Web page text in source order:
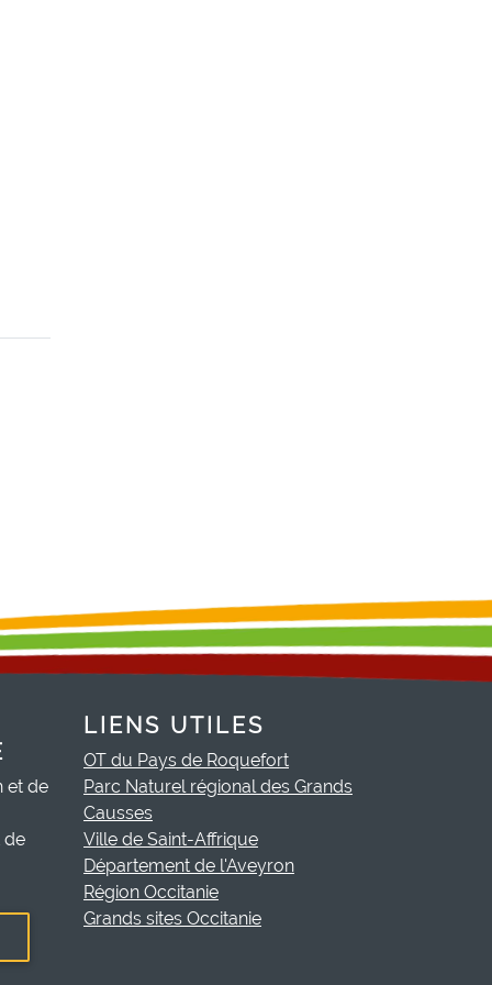
et de
de
LIENS UTILES
OT du Pays de Roquefort
Parc Naturel régional des Grands
Causses
Ville de Saint-Affrique
Département de l'Aveyron
Région Occitanie
Grands sites Occitanie